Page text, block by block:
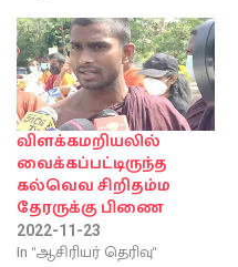
விளக்கமறியலில்
வைக்கப்பட்டிருந்த
கல்வெவ சிறிதம்ம
தேரருக்கு பிணை
2022-11-23
In "ஆசிரியர் தெரிவு"